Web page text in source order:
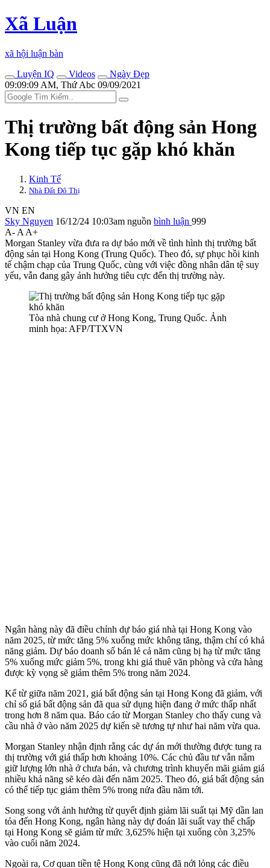
Xã Luận
xã hội luận bàn
Luyện IQ
Videos
Ngày Đẹp
09:09:09 AM, Thứ Abc 09/09/2021
Thị trường bất động sản Hong
Kong tiếp tục gặp khó khăn
Kinh Tế
Nhà Đất Đô Thị
VN EN
Sky Nguyen 16/12/24 10:03am nguồn bình luận 999
A- A A+
Morgan Stanley vừa đưa ra dự báo mới về tình hình thị trường bất
động sản tại Hong Kong (Trung Quốc). Theo đó, sự phục hồi kinh
tế chậm chạp của Trung Quốc, cùng với việc đồng nhân dân tệ suy
yếu, vẫn đang gây ảnh hưởng tiêu cực đến thị trường này.
Tòa nhà chung cư ở Hong Kong, Trung Quốc. Ảnh
minh họa: AFP/TTXVN
Ngân hàng này đã điều chỉnh dự báo giá nhà tại Hong Kong vào
năm 2025, từ mức tăng 5% xuống mức không tăng, thậm chí có khả
năng giảm. Dự báo doanh số bán lẻ cả năm cũng bị hạ từ mức tăng
5% xuống mức giảm 5%, trong khi giá thuê văn phòng và cửa hàng
được kỳ vọng sẽ giảm thêm 5% trong năm 2024.
Kể từ giữa năm 2021, giá bất động sản tại Hong Kong đã giảm, với
chỉ số giá bất động sản đã qua sử dụng hiện đang ở mức thấp nhất
trong hơn 8 năm qua. Báo cáo từ Morgan Stanley cho thấy cung và
cầu nhà ở vào năm 2025 dự kiến sẽ tương tự như hai năm vừa qua.
Morgan Stanley nhận định rằng các dự án mới thường được tung ra
thị trường với giá thấp hơn khoảng 10%. Các chủ đầu tư vẫn nắm
giữ lượng lớn nhà ở chưa bán, và chương trình khuyến mãi giảm giá
nhiều khả năng sẽ kéo dài đến năm 2025. Theo đó, giá bất động sản
có thể tiếp tục giảm thêm 5% trong nửa đầu năm tới.
Song song với ảnh hưởng từ quyết định giảm lãi suất tại Mỹ dần lan
tỏa đến Hong Kong, ngân hàng này dự đoán lãi suất vay thế chấp
tại Hong Kong sẽ giảm từ mức 3,625% hiện tại xuống còn 3,25%
vào cuối năm 2024.
Ngoài ra, Cơ quan tiền tệ Hong Kong cũng đã nới lỏng các điều